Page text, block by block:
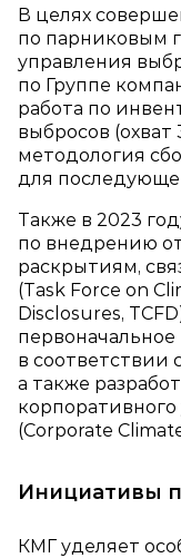
В целях
по парниковым
управления
по Группе
работа по
выбросов (охват
методология
для
Также в 2023
по внедрению
раскрытиям,
(Task Force on
Disclosures,
в соответствии
а также
(Corporate
Инициативы
КМГ уделяет